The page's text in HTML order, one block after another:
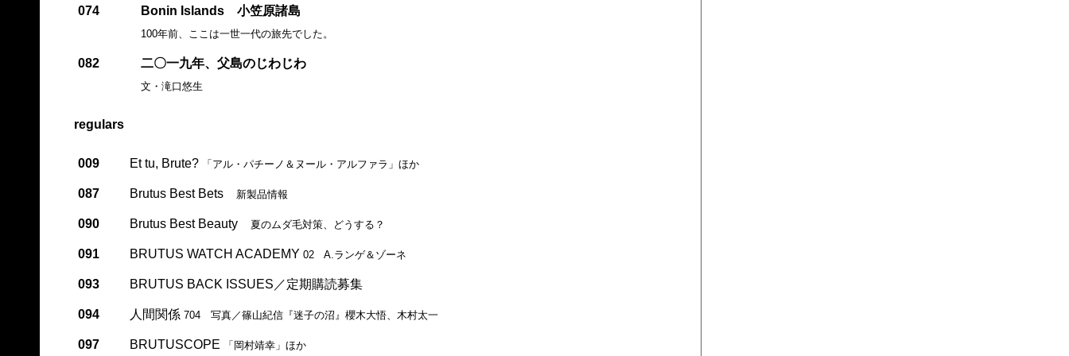
074 Bonin Islands 小笠原諸島
100年前、ここは一世一代の旅先でした。
082 二〇一九年、父島のじわじわ
文・滝口悠生
regulars
009 Et tu, Brute? 「アル・パチーノ＆ヌール・アルファラ」ほか
087 Brutus Best Bets 新製品情報
090 Brutus Best Beauty 夏のムダ毛対策、どうする？
091 BRUTUS WATCH ACADEMY 02 A.ランゲ＆ゾーネ
093 BRUTUS BACK ISSUES／定期購読募集
094 人間関係 704 写真／篠山紀信『迷子の沼』櫻木大悟、木村太一
097 BRUTUSCOPE 「岡村靖幸」ほか